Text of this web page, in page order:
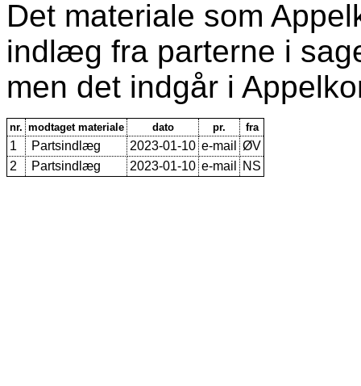
Det materiale som
indlæg fra parterne i
men det indgår i
nr. modtaget materiale dato pr. fra
1 Partsindlæg 2023-01-10 e-mail
ØV
2
Partsindlæg 2023-01-10 e-mail NS